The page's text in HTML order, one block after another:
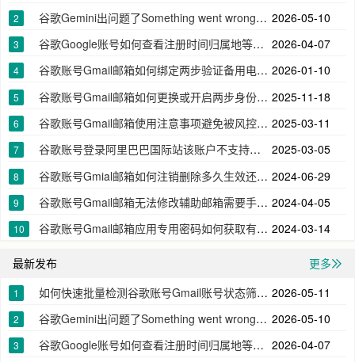
2 谷歌Gemini出问题了Something went wrong在此国家/地区无法使用 2026-05-10
3 谷歌Google账号如何查看注册时间归属地等详细的信息 2026-04-07
4 谷歌账号Gmail邮箱如何绑定两步验证备用电话号码 2026-01-10
5 谷歌账号Gmail邮箱如何更换或开启两步身份验证器app下载密钥2FA 2025-11-18
6 谷歌账号Gmail邮箱使用注意事项避免被风控无法登录 2025-03-11
7 谷歌账号登录阿里巴巴国际站该账户不支持自助验证请联系客服帮您恢复账户 2025-03-05
8 谷歌账号Gmial邮箱如何注销删除多久生效还能再次注册吗 2024-06-29
9 谷歌账号Gmail邮箱无法修改辅助邮箱需要手机号验证 2024-04-05
10 谷歌账号Gmail邮箱应用专用密码如何获取有什么作用 2024-03-14
最新发布 更多
1 如何快速批量检测谷歌账号Gmail账号状态筛选出无效账号 2026-05-11
2 谷歌Gemini出问题了Something went wrong在此国家/地区无法使用 2026-05-10
3 谷歌Google账号如何查看注册时间归属地等详细的信息 2026-04-07